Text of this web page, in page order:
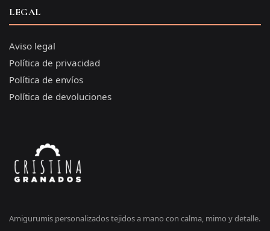
LEGAL
Aviso legal
Política de privacidad
Política de envíos
Política de devoluciones
Amigurumis personalizados tejidos a mano con calma, mimo y detalle.